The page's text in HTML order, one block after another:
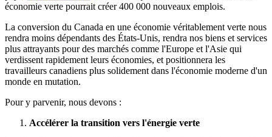
économie verte pourrait créer 400 000 nouveaux emplois.
La conversion du Canada en une économie véritablement verte nous
rendra moins dépendants des États-Unis, rendra nos biens et services
plus attrayants pour des marchés comme l'Europe et l'Asie qui
verdissent rapidement leurs économies, et positionnera les
travailleurs canadiens plus solidement dans l'économie moderne d'un
monde en mutation.
Pour y parvenir, nous devons :
Accélérer la transition vers l'énergie verte